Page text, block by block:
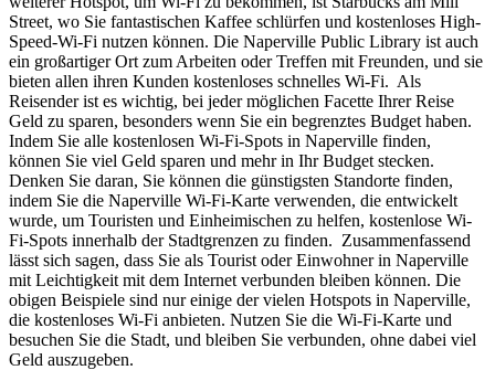
Street, wo Sie fantastischen Kaffee schlürfen und kostenloses High-
Speed-Wi-Fi nutzen können. Die Naperville Public Library ist auch
ein großartiger Ort zum Arbeiten oder Treffen mit Freunden, und sie
bieten allen ihren Kunden kostenloses schnelles Wi-Fi. Als
Reisender ist es wichtig, bei jeder möglichen Facette Ihrer Reise
Geld zu sparen, besonders wenn Sie ein begrenztes Budget haben.
Indem Sie alle kostenlosen Wi-Fi-Spots in Naperville finden,
können Sie viel Geld sparen und mehr in Ihr Budget stecken.
Denken Sie daran, Sie können die günstigsten Standorte finden,
indem Sie die Naperville Wi-Fi-Karte verwenden, die entwickelt
wurde, um Touristen und Einheimischen zu helfen, kostenlose Wi-
Fi-Spots innerhalb der Stadtgrenzen zu finden. Zusammenfassend
lässt sich sagen, dass Sie als Tourist oder Einwohner in Naperville
mit Leichtigkeit mit dem Internet verbunden bleiben können. Die
obigen Beispiele sind nur einige der vielen Hotspots in Naperville,
die kostenloses Wi-Fi anbieten. Nutzen Sie die Wi-Fi-Karte und
besuchen Sie die Stadt, und bleiben Sie verbunden, ohne dabei viel
Geld auszugeben.